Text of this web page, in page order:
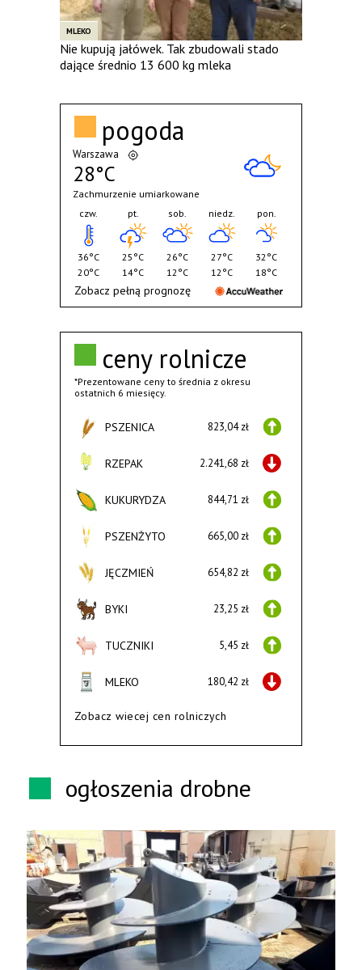
MLEKO
Nie kupują jałówek. Tak zbudowali stado
dające średnio 13 600 kg mleka
ceny rolnicze
*Prezentowane ceny to średnia z okresu
ostatnich 6 miesięcy.
PSZENICA 823,04 zł
RZEPAK 2.241,68 zł
KUKURYDZA 844,71 zł
PSZENŻYTO 665,00 zł
JĘCZMIEŃ 654,82 zł
BYKI 23,25 zł
TUCZNIKI 5,45 zł
MLEKO 180,42 zł
Zobacz wiecej cen rolniczych
pogoda
Warszawa
28°C
Zachmurzenie umiarkowane
czw.
36°C
20°C
pt.
25°C
14°C
sob.
26°C
12°C
niedz.
27°C
12°C
pon.
32°C
18°C
Zobacz pełną prognozę
ogłoszenia drobne